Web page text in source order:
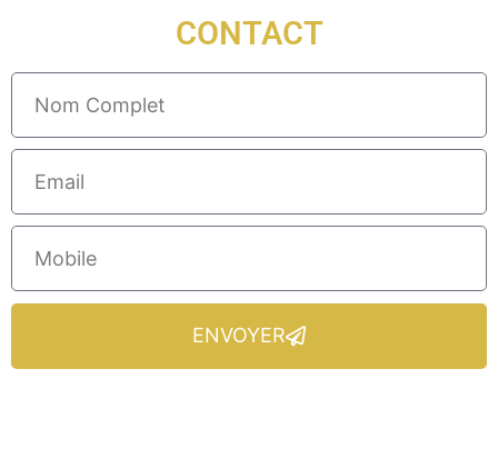
CONTACT
ENVOYER